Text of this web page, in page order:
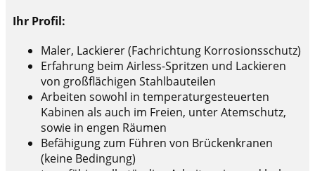
Ihr Profil:
Maler, Lackierer (Fachrichtung Korrosionsschutz)
Erfahrung beim Airless-Spritzen und Lackieren
von großflächigen Stahlbauteilen
Arbeiten sowohl in temperaturgesteuerten
Kabinen als auch im Freien, unter Atemschutz,
sowie in engen Räumen
Befähigung zum Führen von Brückenkranen
(keine Bedingung)